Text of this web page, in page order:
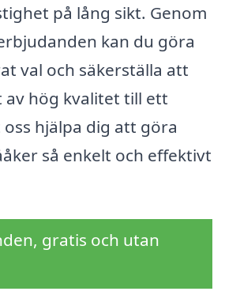
på lång sikt. Genom
kan du göra
val och säkerställa att
av hög kvalitet till ett
hjälpa dig att göra
så enkelt och effektivt
gratis och utan